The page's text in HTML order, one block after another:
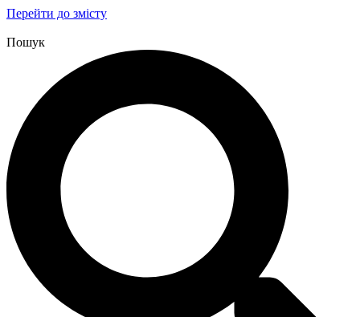
Перейти до змісту
Пошук